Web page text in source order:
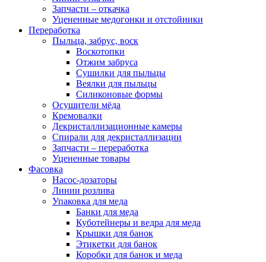
Запчасти – откачка
Уцененные медогонки и отстойники
Переработка
Пыльца, забрус, воск
Воскотопки
Отжим забруса
Сушилки для пыльцы
Веялки для пыльцы
Силиконовые формы
Осушители мёда
Кремовалки
Декристаллизационные камеры
Спирали для декристаллизации
Запчасти – переработка
Уцененные товары
Фасовка
Насос-дозаторы
Линии розлива
Упаковка для меда
Банки для меда
Куботейнеры и ведра для меда
Крышки для банок
Этикетки для банок
Коробки для банок и меда